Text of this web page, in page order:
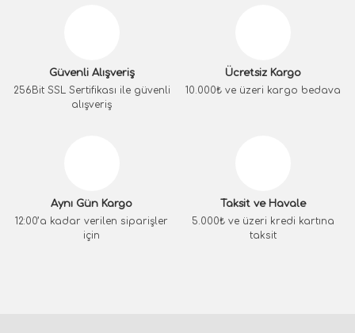
Güvenli Alışveriş
256Bit SSL Sertifikası ile güvenli
alışveriş
Ücretsiz Kargo
10.000₺ ve üzeri kargo bedava
Aynı Gün Kargo
12:00’a kadar verilen siparişler
için
Taksit ve Havale
5.000₺ ve üzeri kredi kartına
taksit